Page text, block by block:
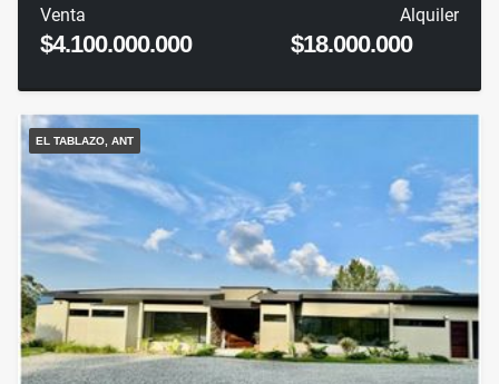
Venta
$4.100.000.000
Alquiler
$18.000.000
EL TABLAZO, ANT